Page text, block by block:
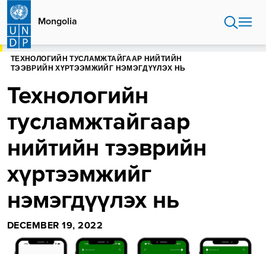
Skip
main
content
Mongolia
ЭХЛЭЛ
ТЕХНОЛОГИЙН ТУСЛАМЖТАЙГААР НИЙТИЙН
ТЭЭВРИЙН ХҮРТЭЭМЖИЙГ НЭМЭГДҮҮЛЭХ НЬ
Технологийн
тусламжтайгаар
нийтийн тээврийн
хүртээмжийг
нэмэгдүүлэх нь
DECEMBER 19, 2022